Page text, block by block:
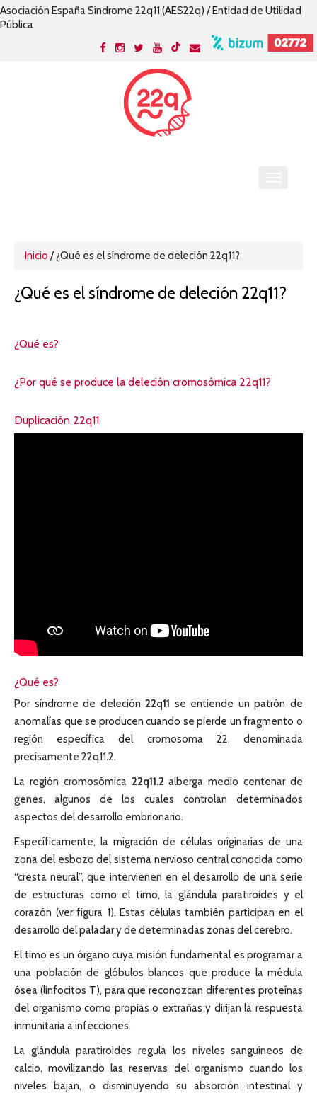
Asociación España Síndrome 22q11 (AES22q) / Entidad de Utilidad
Pública
Inicio /¿Qué es el síndrome de deleción 22q11?
¿Qué es el síndrome de deleción 22q11?
¿Qué es?
¿Por qué se produce la deleción cromosómica 22q11?
Duplicación 22q11
¿Qué es?
Por síndrome de deleción22q11 se entiende un patrón de
anomalías que se producen cuando se pierde un fragmento o
región específica del cromosoma 22, denominada
precisamente 22q11.2.
La región cromosómica 22q11.2 alberga medio centenar de
genes, algunos de los cuales controlan determinados
aspectos del desarrollo embrionario.
Específicamente, la migración de células originarias de una
zona del esbozo del sistema nervioso central conocida como
“cresta neural”, que intervienen en el desarrollo de una serie
de estructuras como el timo, la glándula paratiroides y el
corazón (ver figura 1). Estas células también participan en el
desarrollo del paladar y de determinadas zonas del cerebro.
El timo es un órgano cuya misión fundamental es programar a
una población de glóbulos blancos que produce la médula
ósea (linfocitos T), para que reconozcan diferentes proteínas
del organismo como propias o extrañas y dirijan la respuesta
inmunitaria a infecciones.
La glándula paratiroides regula los niveles sanguíneos de
calcio, movilizando las reservas del organismo cuando los
niveles bajan, o disminuyendo su absorción intestinal y